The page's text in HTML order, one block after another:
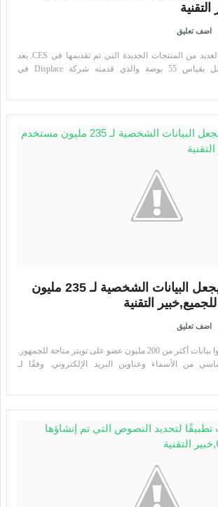
اضف تعليق
يتميز Displace TV بالعديد من المنتجات الجديدة التي تم تقديمها في CES. يعد
تلفزيون OLED المتصل بقياس 55 بوصة والذي قدمته شركة Displace في
أحد المتطفلين يجعل البيانات الشخصية لـ 235 مليون
التقنية
اضف تعليق
يقال إن المتسللين جعلوا بيانات أكثر من 200 مليون عضو على تويتر متاحة للجمهور.
من الأسماء وعناوين البريد الإلكتروني. وفقًا لـ